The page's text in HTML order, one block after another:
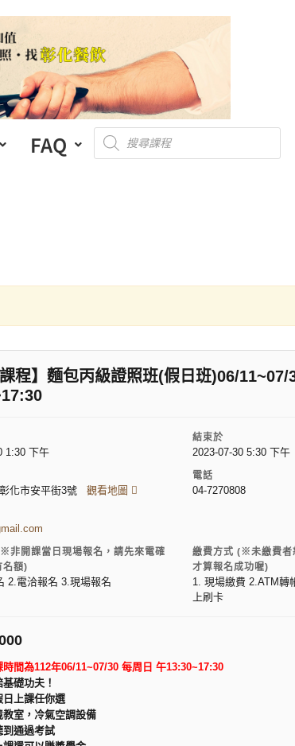
FAQ
課程】麵包丙級證照班(假日班)06/
1:30 下午
結束於
2023-07-30 5:30 下午
化市安平街3號 觀看地圖
電話
04-7270808
非開課當日現場報名，請先來電確
名額)
2.電洽報名 3.現場報名
繳費方式 (※未繳費者
才算報名成功喔)
1. 現場繳費 2.ATM轉
上刷卡
時間為112年06/11~07/30 每周日 午13:30~17:30
礎功夫！
日上課任你選
教室，冷氣空調設備
到通過考試